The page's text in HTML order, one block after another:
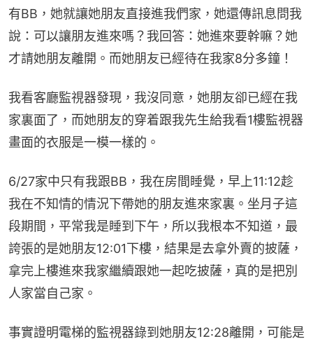
有BB，她就讓她朋友直接進我們家，她還傳訊息問我
說：可以讓朋友進來嗎？我回答：她進來要幹嘛？她
才請她朋友離開。而她朋友已經待在我家8分多鐘！
我看客廳監視器發現，我沒同意，她朋友卻已經在我
家裏面了，而她朋友的穿着跟我先生給我看1樓監視器
畫面的衣服是一模一樣的。
6/27家中只有我跟BB，我在房間睡覺，早上11:12趁
我在不知情的情況下帶她的朋友進來家裏。坐月子這
段期間，平常我是睡到下午，所以我根本不知道，最
誇張的是她朋友12:01下樓，結果是去拿外賣的披薩，
拿完上樓進來我家繼續跟她一起吃披薩，真的是把別
人家當自己家。
事實證明電梯的監視器錄到她朋友12:28離開，可能是